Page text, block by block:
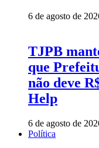
6 de agosto de
TJPB
que
não deve
Help
6 de agosto de
Política